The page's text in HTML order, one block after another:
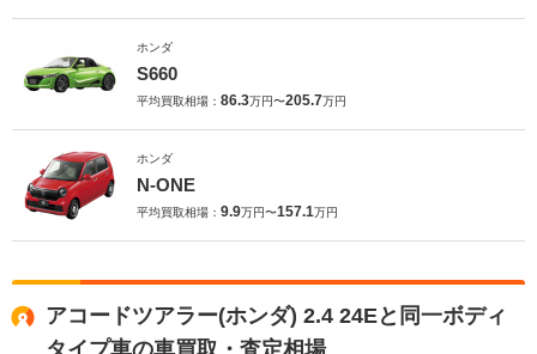
ホンダ
S660
平均買取相場： 86.3万円〜205.7万円
ホンダ
N-ONE
平均買取相場： 9.9万円〜157.1万円
アコードツアラー(ホンダ) 2.4 24Eと同一ボディ
タイプ車の車買取・査定相場